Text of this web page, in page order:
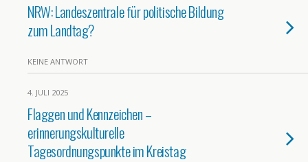
NRW: Landeszentrale für politische Bildung
zum Landtag?
KEINE ANTWORT
4. JULI 2025
Flaggen und Kennzeichen –
erinnerungskulturelle
Tagesordnungspunkte im Kreistag